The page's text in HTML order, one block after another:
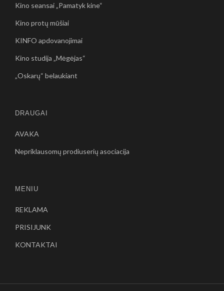
Kino seansai „Pamatyk kine“
Kino protų mūšiai
KINFO apdovanojimai
Kino studija „Mėgėjas“
„Oskarų“ belaukiant
DRAUGAI
AVAKA
Nepriklausomų prodiuserių asociacija
MENIU
REKLAMA
PRISIJUNK
KONTAKTAI